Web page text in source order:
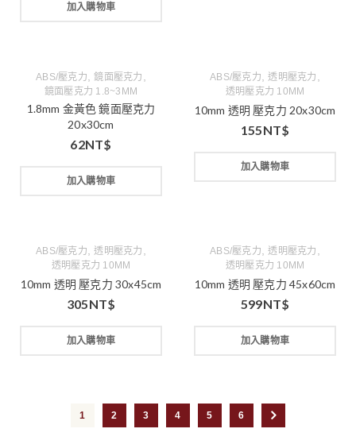
加入購物車
ABS/壓克力 ,鏡面壓克力
鏡面壓克力 1.8~3MM
1.8mm 金黃色 鏡面壓克力
20x30cm
62NT$
加入購物車
ABS/壓克力 ,透明壓克力
透明壓克力 10MM
10mm 透明 壓克力 20x30cm
155NT$
加入購物車
ABS/壓克力 ,透明壓克力
透明壓克力 10MM
10mm 透明 壓克力 30x45cm
305NT$
加入購物車
ABS/壓克力 ,透明壓克力
透明壓克力 10MM
10mm 透明 壓克力 45x60cm
599NT$
加入購物車
1 2 3 4 5 6